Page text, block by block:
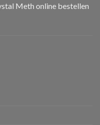
Meth online bestellen